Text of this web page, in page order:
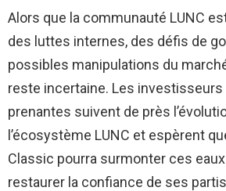
Alors que la communauté LUNC
des luttes internes, des défis de
possibles manipulations du
reste incertaine. Les
prenantes suivent de près
l’écosystème LUNC et espèrent
Classic pourra surmonter ces
restaurer la confiance de ses